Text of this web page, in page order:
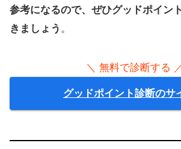
参考になるので、ぜひグッドポイン
きましょう 。
＼ 無料で診断する
グッドポイント診断のサ